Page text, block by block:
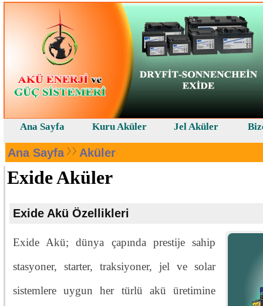
Ana Sayfa Aküler
Exide Aküler
Exide Akü Özellikleri
Exide Akü; dünya çapında prestije sahip
stasyoner, starter, traksiyoner, jel ve solar
sistemlere uygun her türlü akü üretimine
Ana Sayfa Kuru Aküler Jel Aküler